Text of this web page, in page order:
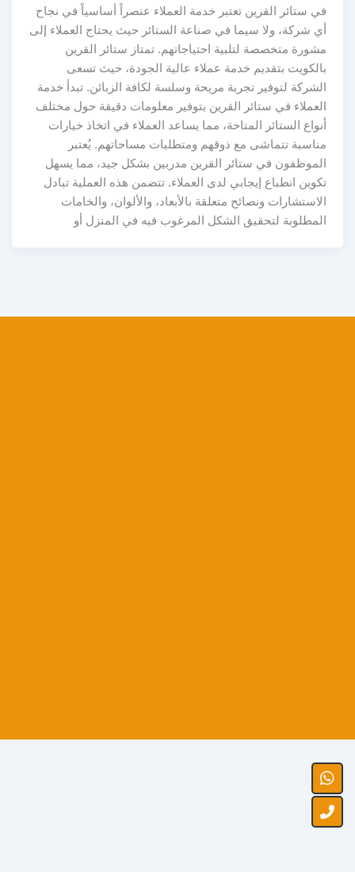
في ستائر القرين تعتبر خدمة العملاء عنصراً أساسياً في نجاح
أي شركة، ولا سيما في صناعة الستائر حيث يحتاج العملاء إلى
مشورة متخصصة لتلبية احتياجاتهم. تمتاز ستائر القرين
بالكويت بتقديم خدمة عملاء عالية الجودة، حيث تسعى
الشركة لتوفير تجربة مريحة وسلسة لكافة الزبائن. تبدأ خدمة
العملاء في ستائر القرين بتوفير معلومات دقيقة حول مختلف
أنواع الستائر المتاحة، مما يساعد العملاء في اتخاذ خيارات
مناسبة تتماشى مع ذوقهم ومتطلبات مساحاتهم. يُعتبر
الموظفون في ستائر القرين مدربين بشكل جيد، مما يسهل
تكوين انطباع إيجابي لدى العملاء. تتضمن هذه العملية تبادل
الاستشارات ونصائح متعلقة بالأبعاد، والألوان، والخامات
المطلوبة لتحقيق الشكل المرغوب فيه في المنزل أو